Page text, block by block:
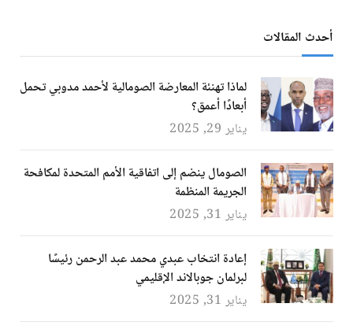
أحدث المقالات
لماذا تهنئة المعارضة الصومالية لأحمد مدوبي تحمل
أبعادًا أعمق؟
يناير 29, 2025
الصومال ينضم إلى اتفاقية الأمم المتحدة لمكافحة
الجريمة المنظمة
يناير 31, 2025
إعادة انتخاب عبدي محمد عبد الرحمن رئيسًا
لبرلمان جوبالاند الإقليمي
يناير 31, 2025